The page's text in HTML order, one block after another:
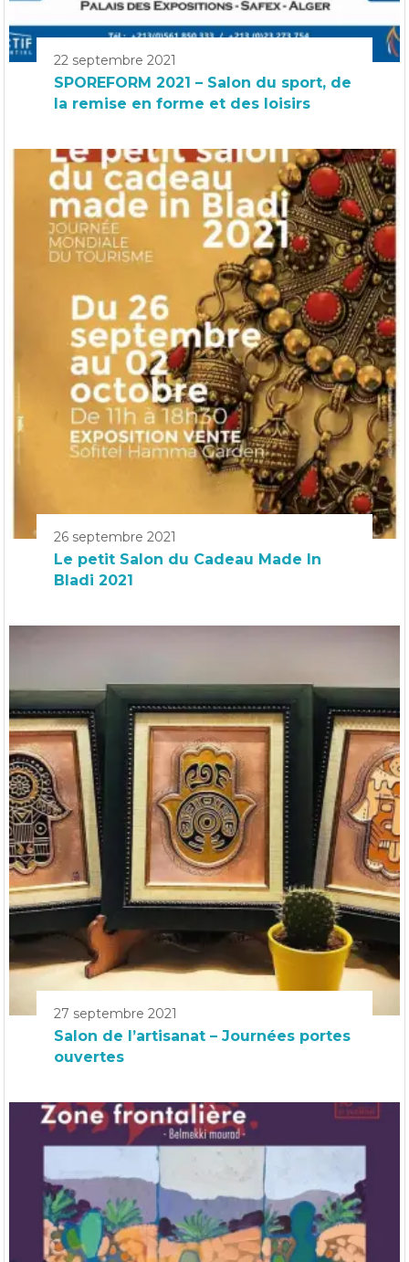
22 septembre 2021
SPOREFORM 2021 – Salon du sport, de
la remise en forme et des loisirs
26 septembre 2021
Le petit Salon du Cadeau Made In
Bladi 2021
27 septembre 2021
Salon de l’artisanat – Journées portes
ouvertes